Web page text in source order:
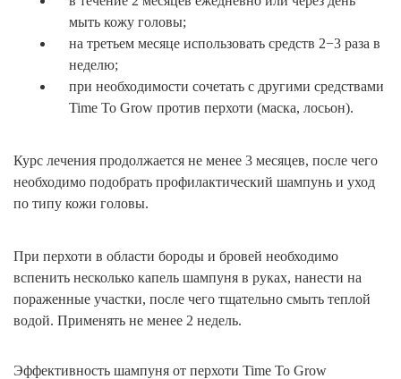
мыть кожу головы;
на третьем месяце использовать средств 2−3 раза в
неделю;
при необходимости сочетать с другими средствами
Time To Grow против перхоти (маска, лосьон).
Курс лечения продолжается не менее 3 месяцев, после чего
необходимо подобрать профилактический шампунь и уход
по типу кожи головы.
При перхоти в области бороды и бровей необходимо
вспенить несколько капель шампуня в руках, нанести на
пораженные участки, после чего тщательно смыть теплой
водой. Применять не менее 2 недель.
Эффективность шампуня от перхоти Time To Grow